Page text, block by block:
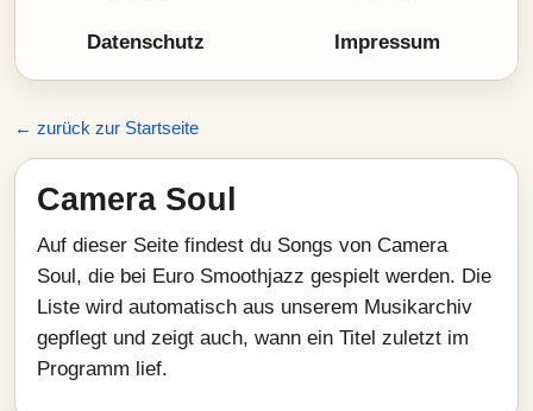
Datenschutz Impressum
← zurück zur Startseite
Camera Soul
Auf dieser Seite findest du Songs von Camera
Soul, die bei Euro Smoothjazz gespielt werden. Die
Liste wird automatisch aus unserem Musikarchiv
gepflegt und zeigt auch, wann ein Titel zuletzt im
Programm lief.